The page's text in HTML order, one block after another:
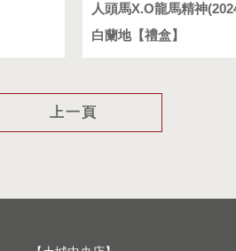
人頭馬X.O龍馬精神
白蘭地【禮盒】
上一頁